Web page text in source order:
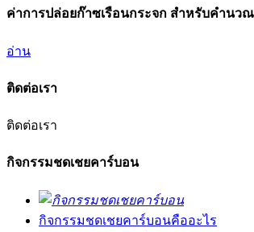
ค่าการปล่อยก๊าซเรือนกระจก สำหรับคำน
อ่าน
ติดต่อเรา
ติดต่อเรา
กิจกรรมชดเชยคาร์บอน
กิจกรรมชดเชยคาร์บอนคืออะไร